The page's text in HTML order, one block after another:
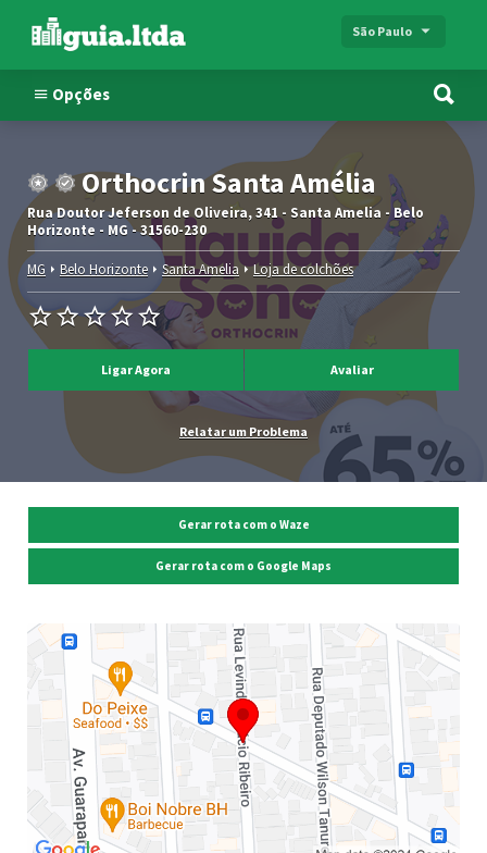
São Paulo
Opções
Orthocrin Santa Amélia
Rua Doutor Jeferson de Oliveira, 341 - Santa Amelia - Belo
Horizonte - MG - 31560-230
MG Belo Horizonte Santa Amelia Loja de colchões
Ligar Agora Avaliar
Relatar um Problema
Gerar rota com o Waze
Gerar rota com o Google Maps